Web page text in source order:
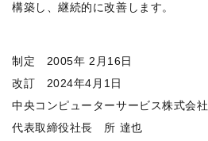
構築し、継続的に改善します。
制定 2005年 2月16日
改訂 2024年4月1日
中央コンピューターサービス株式会社
代表取締役社長 所 達也